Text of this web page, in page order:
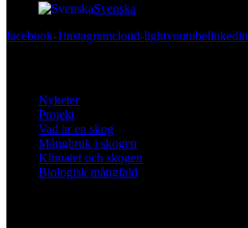
Svenska
facebook-1instagramcloud-lightyoutubelinkedin
Nyheter
Projekt
Vad är en skog
Mångbruk i skogen
Klimatet och skogen
Biologisk mångfald